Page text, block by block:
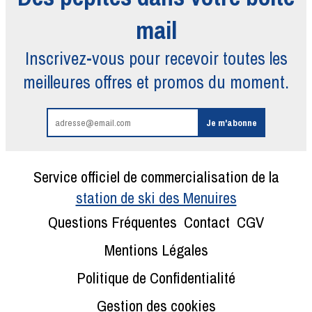
mail
Inscrivez-vous pour recevoir toutes les
meilleures offres et promos du moment.
Service officiel de commercialisation de la
station de ski des Menuires
Questions Fréquentes Contact CGV
Mentions Légales
Politique de Confidentialité
Gestion des cookies